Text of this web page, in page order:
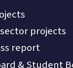
projects
report
& Student